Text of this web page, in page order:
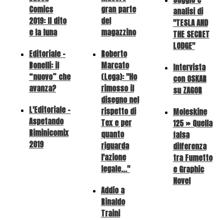
Comics
2019: Il dito
e la luna
Editoriale -
Bonelli: il
“nuovo” che
avanza?
L'Editoriale -
Aspetando
Riminicomix
2019
gran parte
del
magazzino
Roberto
Marcato
(Lega): "Ho
rimosso il
disegno nel
rispetto di
Tex e per
quanto
riguarda
l'azione
legale..."
Addio a
Rinaldo
Traini
analisi di
"TESLA AND
THE SECRET
LODGE"
Intervista
con OSKAR
su ZAGOR
Moleskine
125 » Quella
falsa
differenza
tra Fumetto
e Graphic
Novel